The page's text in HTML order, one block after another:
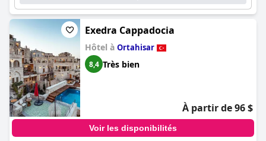
Exedra Cappadocia
Hôtel à Ortahisar
8,4 Très bien
À partir de 96 $
Voir les disponibilités